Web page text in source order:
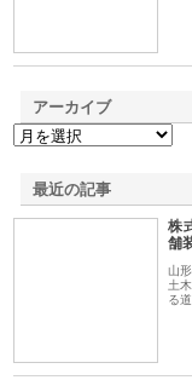
アーカイブ
最近の記事
株
舗
山
土
る